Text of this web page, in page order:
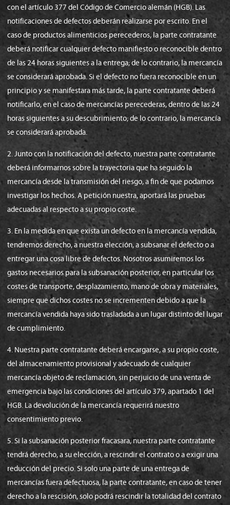
con el artículo 377 del Código de Comercio alemán (HGB). Las
notificaciones de defectos deberán realizarse por escrito. En el
caso de productos alimenticios perecederos, la parte contratante
deberá notificar cualquier defecto manifiesto o reconocible dentro
de las 24 horas siguientes a la entrega; de lo contrario, la mercancía
se considerará aprobada. Si el defecto no fuera reconocible en un
principio y se manifestara más tarde, la parte contratante deberá
notificarlo, en el caso de mercancías perecederas, dentro de las 24
horas siguientes a su descubrimiento; de lo contrario, la mercancía
se considerará aprobada.
2. Junto con la notificación del defecto, nuestra parte contratante
deberá informarnos sobre la trayectoria que ha seguido la
mercancía desde la transmisión del riesgo, a fin de que podamos
investigar los hechos. A petición nuestra, aportará las pruebas
adecuadas al respecto a su propio coste.
3. En la medida en que exista un defecto en la mercancía vendida,
tendremos derecho, a nuestra elección, a subsanar el defecto o a
entregar una cosa libre de defectos. Nosotros asumiremos los
gastos necesarios para la subsanación posterior, en particular los
costes de transporte, desplazamiento, mano de obra y materiales,
siempre que dichos costes no se incrementen debido a que la
mercancía vendida haya sido trasladada a un lugar distinto del lugar
de cumplimiento.
4. Nuestra parte contratante deberá encargarse, a su propio coste,
del almacenamiento provisional y adecuado de cualquier
mercancía objeto de reclamación, sin perjuicio de una venta de
emergencia bajo las condiciones del artículo 379, apartado 1 del
HGB. La devolución de la mercancía requerirá nuestro
consentimiento previo.
5. Si la subsanación posterior fracasara, nuestra parte contratante
tendrá derecho, a su elección, a rescindir el contrato o a exigir una
reducción del precio. Si solo una parte de una entrega de
mercancías fuera defectuosa, la parte contratante, en caso de tener
derecho a la rescisión, solo podrá rescindir la totalidad del contrato